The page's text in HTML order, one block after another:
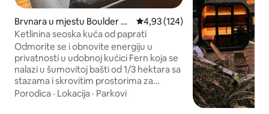
Brvnara u mjestu Boulder Cr
eek
prosječna ocjena 4,93 od 5,
4,93 (124)
Ketlinina seoska kuća od paprati
Odmorite se i obnovite energiju u
privatnosti u udobnoj kućici Fern koja se
nalazi u šumovitoj bašti od 1/3 hektara sa
stazama i skrovitim prostorima za
sjedenje. Svaka prostorija ima pogled na
Porodica · Lokacija · Parkovi